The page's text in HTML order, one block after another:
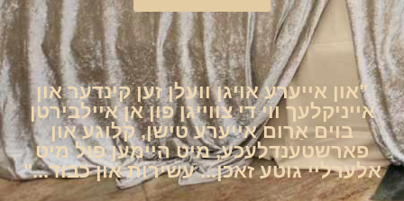
"און אייערע אויגן וועלן זען קינדער און
אייניקלעך ווי די צווייגן פון אן איילבירטן
בוים אַרום אייערע טישן, קלוגע און
פארשטענדלעכע, מיט היימען פול מיט
אלערליי גוטע זאכן... עשירות און כבוד..."